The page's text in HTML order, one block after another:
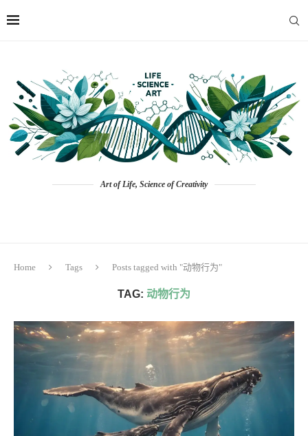
Art of Life, Science of Creativity
Home Tags Posts tagged with "动物行为"
TAG: 动物行为